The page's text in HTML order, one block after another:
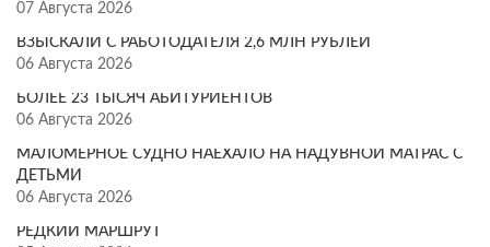
07 Августа 2026
ВЗЫСКАЛИ С РАБОТОДАТЕЛЯ 2,6 МЛН РУБЛЕЙ
06 Августа 2026
БОЛЕЕ 23 ТЫСЯЧ АБИТУРИЕНТОВ
06 Августа 2026
МАЛОМЕРНОЕ СУДНО НАЕХАЛО НА НАДУВНОЙ МАТРАС С
ДЕТЬМИ
06 Августа 2026
РЕДКИЙ МАРШРУТ